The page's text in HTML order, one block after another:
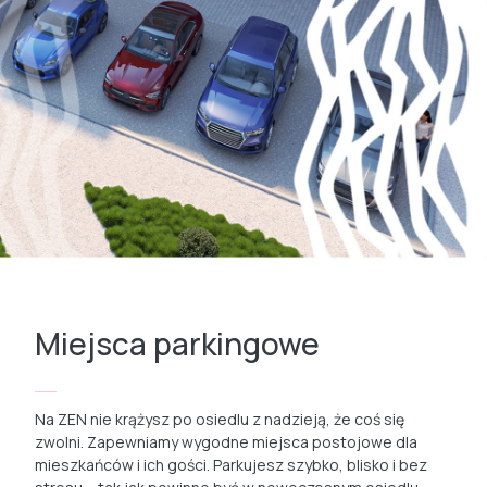
Miejsca parkingowe
Na ZEN nie krążysz po osiedlu z nadzieją, że coś się
zwolni. Zapewniamy wygodne miejsca postojowe dla
mieszkańców i ich gości. Parkujesz szybko, blisko i bez